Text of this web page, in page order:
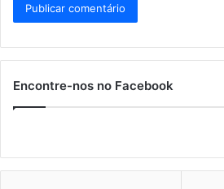
Encontre-nos no Facebook